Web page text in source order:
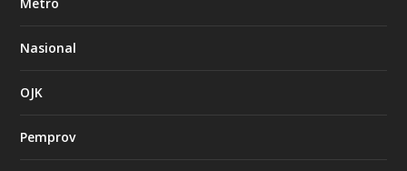
Nasional
OJK
Pemprov